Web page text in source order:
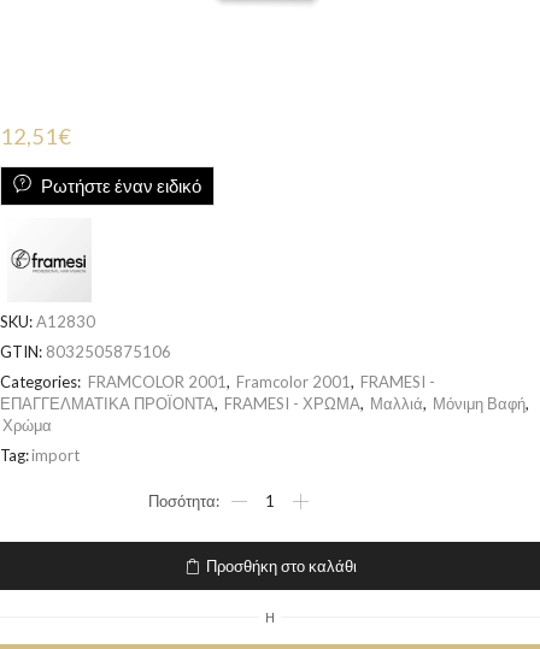
12,51€
Ρωτήστε έναν ειδικό
SKU:A12830
GTIN: 8032505875106
Categories: FRAMCOLOR 2001, Framcolor 2001, FRAMESI -
ΕΠΑΓΓΕΛΜΑΤΙΚΑ ΠΡΟΪΟΝΤΑ, FRAMESI - ΧΡΩΜΑ, Μαλλιά, Μόνιμη Βαφή,
Χρώμα
Tag:import
Προσθήκη στο καλάθι
H